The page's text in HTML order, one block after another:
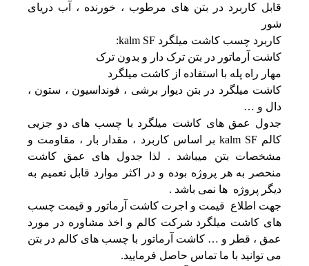
قابل کاربرد در بتن های مرطوب ، خورنده ، آب دریای
شور
کاربرد چسب کاشت میلگرد kalm SF:
کاشت آرماتور در بتن ترک دار و بدون ترک
مهار راه پله با استفاده از کاشت میلگرد
کاشت میلگرد در بتن دیوار برشی ، فونداسیون ، ستون ،
دال و …
جدول عمق های کاشت میلگرد با چسب های دو جزیی
کالم kalm SF بر اساس کاربرد ، مقدار بار ، مقاومت و
مشخصات بتن میباشد . لذا جدول های عمق کاشت
منحصر به هر پروژه بوده و در اکثر موارد قابل تعمیم به
دیگر پروژه ها نمی باشد .
جهت اطلاع قیمت و اجرت کاشت آرماتور و قیمت چسب
های کاشت میلگرد شرکت کالم و اخذ مشاوره در مورد
عمق ، قطر و … کاشت آرماتور با چسب های کالم در بتن
می توانید با ما تماس حاصل فرمایید.